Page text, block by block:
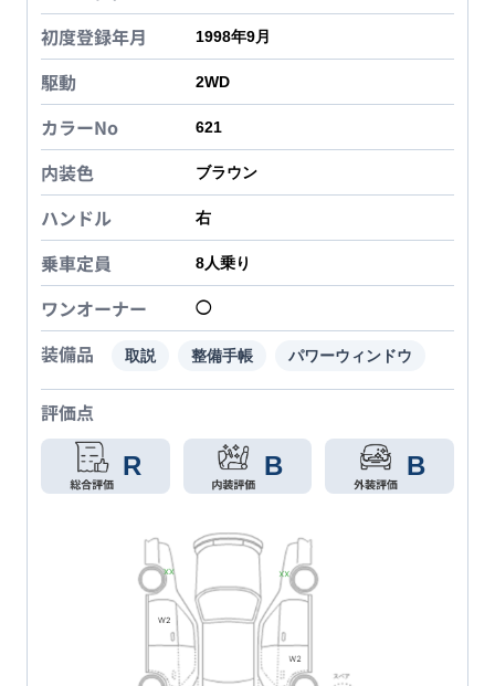
初度登録年月 1998年9月
駆動 2WD
カラーNo 621
内装色 ブラウン
ハンドル 右
乗車定員 8人乗り
ワンオーナー ◯
装備品 取説 整備手帳 パワーウィンドウ
評価点
R B B